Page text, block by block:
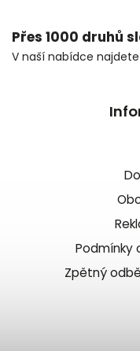
Přes 1000 druhů
V naší nabídce
Podmínky
Zpětný